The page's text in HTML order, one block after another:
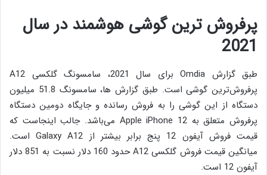
پرفروش‌ ترین گوشی هوشمند در سال
2021
طبق گزارش Omdia برای سال 2021، سامسونگ گلکسی A12
پرفروش‌ترین گوشی است. طبق گزارش ها، سامسونگ 51.8 میلیون
دستگاه از این گوشی را به فروش رسانده و جایگاه دومین دستگاه
پرفروش متعلق به Apple iPhone 12 می‌باشد. جالب اینجاست که
قیمت فروش آیفون 12 پنج برابر بیشتر از Galaxy A12 است.
میانگین قیمت فروش گلکسی A12 حدود 160 دلار نسبت به 851 دلار
آیفون 12 است.